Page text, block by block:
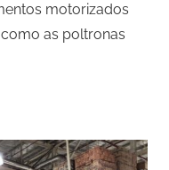
motorizados
as poltronas